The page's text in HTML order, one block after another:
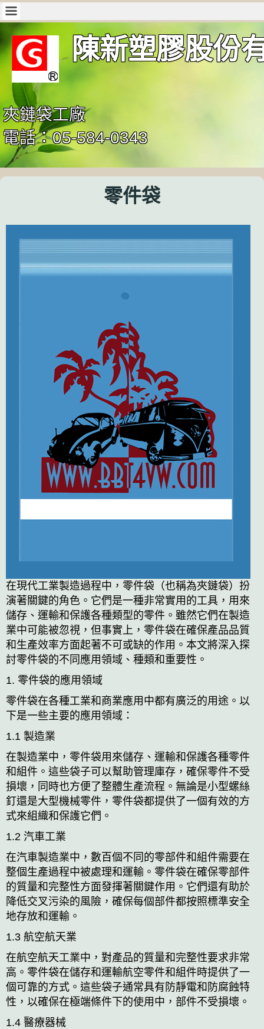
陳新塑膠股份
夾鏈袋工廠
電話：05-584-0343
零件袋
在現代工業製造過程中，零件袋（也稱為夾鏈袋）扮
演著關鍵的角色。它們是一種非常實用的工具，用來
儲存、運輸和保護各種類型的零件。雖然它們在製造
業中可能被忽視，但事實上，零件袋在確保產品品質
和生產效率方面起著不可或缺的作用。本文將深入探
討零件袋的不同應用領域、種類和重要性。
1. 零件袋的應用領域
零件袋在各種工業和商業應用中都有廣泛的用途。以
下是一些主要的應用領域：
1.1 製造業
在製造業中，零件袋用來儲存、運輸和保護各種零件
和組件。這些袋子可以幫助管理庫存，確保零件不受
損壞，同時也方便了整體生產流程。無論是小型螺絲
釘還是大型機械零件，零件袋都提供了一個有效的方
式來組織和保護它們。
1.2 汽車工業
在汽車製造業中，數百個不同的零部件和組件需要在
整個生產過程中被處理和運輸。零件袋在確保零部件
的質量和完整性方面發揮著關鍵作用。它們還有助於
降低交叉污染的風險，確保每個部件都按照標準安全
地存放和運輸。
1.3 航空航天業
在航空航天工業中，對產品的質量和完整性要求非常
高。零件袋在儲存和運輸航空零件和組件時提供了一
個可靠的方式。這些袋子通常具有防靜電和防腐蝕特
性，以確保在極端條件下的使用中，部件不受損壞。
1.4 醫療器械